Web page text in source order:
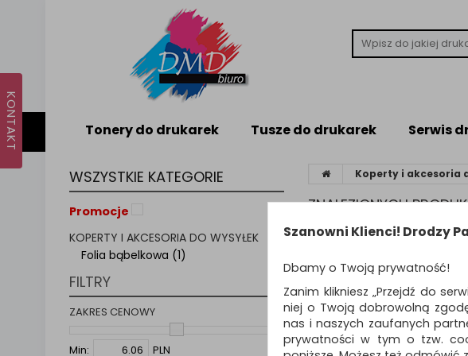
Tonery do drukarek Tusze do drukarek Serwis
WSZYSTKIE KATEGORIE
Promocje
KOPERTY I AKCESORIA DO WYSYŁEK
Folia bąbelkowa (1)
FILTRY
ZAKRES CENOWY
Min:
PLN
Koperty i akcesoria
ZNALEZIONYCH
Polecana do
Sortuj po Standardowe
Szanowni Klienci! Drodzy
Dbamy o Twoją prywatność!
Zanim klikniesz „Przejdź do
niej o Twoją dobrowolną
nas i naszych zaufanych
prywatności w tym o tzw.